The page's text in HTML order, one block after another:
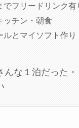
でフリードリンク有
ッチン・朝食
ルとマイソフト作り
んな１泊だった